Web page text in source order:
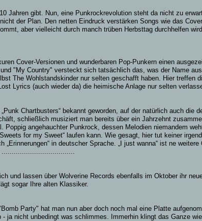
gibt. Nun, eine Punkrockrevolution steht da nicht zu
der Plan. Den netten Eindruck verstärken Songs wie das
aber vielleicht durch manch trüben Herbsttag durchhelfen
Cover-Versionen und wunderbaren Pop-Punkern einen
"My Country" versteckt sich tatsächlich das, was der Name
The Wohlstandskinder nur selten geschafft haben. Hier treffen
Lyrics (auch wieder da) die heimische Anlage nur selten
Chartbusters“ bekannt geworden, auf der natürlich auch die
schließlich musiziert man bereits über ein Jahrzehnt
angehauchter Punkrock, dessen Melodien niemandem
for my Sweet“ laufen kann. Wie gesagt, hier tut keiner
in deutscher Sprache. „I just wanna“ ist ne
....................................
und lassen über Wolverine Records ebenfalls im Oktober ihr
sogar Ihre alten Klassiker.
Party" hat man nun aber doch noch mal eine Platte
nicht unbedingt was schlimmes. Immerhin klingt das Ganze